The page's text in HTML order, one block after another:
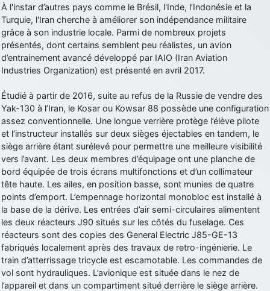
fox_50: Bonjour, certains parmis vous étaient-ils présent au
meeting de Lann Bihoué de 2026 ?
cachée dans les pins: Coucou et excellente année 2026 à tous et
au site!
jericho: Bonne année et tous mes meilleurs voeux à tous pour
little boy : je vous souhaite un bon réveillon pour cette nouvelle
année!
jericho: Merci D9pouces, à mon tour de souhaiter un Joyeux Noël
et de bonnes fêtes de fin d'année.
d9pouces: Joyeux Noël à tous !
d9pouces : mais tu peux tenter l'un des rares lycées militaires
comme le Prytanée dans la Sarthe, ça ne peut pas faire de mal !
d9pouces : C'est plutôt après le lycée, voire après une prépa
scientifique, tu as donc encore un peu de temps devant toi
yaellerigolow : bonjour a tous je suis un élève de première
passionnée par l'aviation militaire , pourrais je savoir que faire après
le lycée pour s'orienter et pouvoir devenir officier de l'armée de l'air?
d9pouces: lesquels, par exemple ?
À l'instar d’autres pays comme le Brésil, l'Inde, l’Indonésie et la
Turquie, l'Iran cherche à améliorer son indépendance militaire
grâce à son industrie locale. Parmi de nombreux projets
présentés, dont certains semblent peu réalistes, un avion
d’entrainement avancé développé par IAIO (Iran Aviation
Industries Organization) est présenté en avril 2017.
Étudié à partir de 2016, suite au refus de la Russie de vendre des
Yak-130 à l’Iran, le Kosar ou Kowsar 88 possède une configuration
assez conventionnelle. Une longue verrière protège l’élève pilote
et l’instructeur installés sur deux sièges éjectables en tandem, le
siège arrière étant surélevé pour permettre une meilleure visibilité
vers l’avant. Les deux membres d’équipage ont une planche de
bord équipée de trois écrans multifonctions et d’un collimateur
tête haute. Les ailes, en position basse, sont munies de quatre
points d’emport. L’empennage horizontal monobloc est installé à
la base de la dérive. Les entrées d’air semi-circulaires alimentent
les deux réacteurs J90 situés sur les côtés du fuselage. Ces
réacteurs sont des copies des General Electric J85-GE-13
fabriqués localement après des travaux de retro-ingénierie. Le
train d’atterrissage tricycle est escamotable. Les commandes de
vol sont hydrauliques. L’avionique est située dans le nez de
l’appareil et dans un compartiment situé derrière le siège arrière.